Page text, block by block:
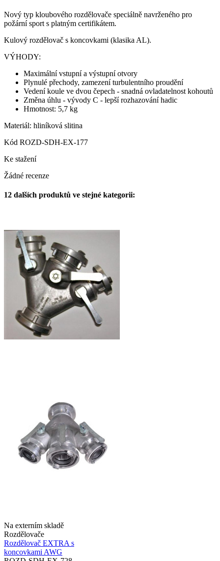
Nový typ kloubového rozdělovače speciálně navrženého pro
požární sport s platným certifikátem.
Kulový rozdělovač s koncovkami (klasika AL).
VÝHODY:
Maximální vstupní a výstupní otvory
Plynulé přechody, zamezení turbulentního proudění
Vedení koule ve dvou čepech - snadná ovladatelnost kohoutů
Změna úhlu - vývody C - lepší rozhazování hadic
Hmotnost: 5,7 kg
Materiál: hliníková slitina
Kód ROZD-SDH-EX-177
Ke stažení
Žádné recenze
12 dalších produktů ve stejné kategorii:
Na externím skladě
Rozdělovače
Rozdělovač EXTRA s
koncovkami AWG